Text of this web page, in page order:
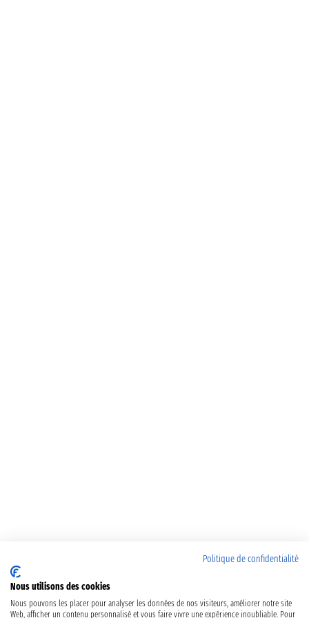
Politique de confidentialité
Nous utilisons des cookies
Nous pouvons les placer pour analyser les données de nos visiteurs, améliorer notre site
Web, afficher un contenu personnalisé et vous faire vivre une expérience inoubliable. Pour